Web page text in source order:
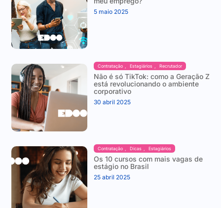
5 maio 2025
Contratação Estagiários Recrutador
Não é só TikTok: como a Geração Z
está revolucionando o ambiente
corporativo
30 abril 2025
Contratação Dicas Estagiários
Os 10 cursos com mais vagas de
estágio no Brasil
25 abril 2025